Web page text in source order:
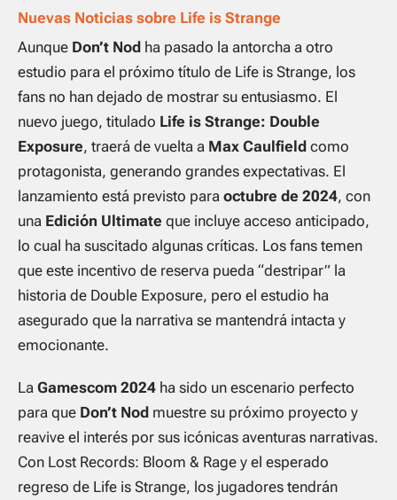
Nuevas Noticias sobre Life is Strange
Aunque Don’t Nod ha pasado la antorcha a otro
estudio para el próximo título de Life is Strange, los
fans no han dejado de mostrar su entusiasmo. El
nuevo juego, titulado Life is Strange: Double
Exposure, traerá de vuelta a Max Caulfield como
protagonista, generando grandes expectativas. El
lanzamiento está previsto para octubre de 2024, con
una Edición Ultimate que incluye acceso anticipado,
lo cual ha suscitado algunas críticas. Los fans temen
que este incentivo de reserva pueda “destripar” la
historia de Double Exposure, pero el estudio ha
asegurado que la narrativa se mantendrá intacta y
emocionante.
La Gamescom 2024 ha sido un escenario perfecto
para que Don’t Nod muestre su próximo proyecto y
reavive el interés por sus icónicas aventuras narrativas.
Con Lost Records: Bloom & Rage y el esperado
regreso de Life is Strange, los jugadores tendrán